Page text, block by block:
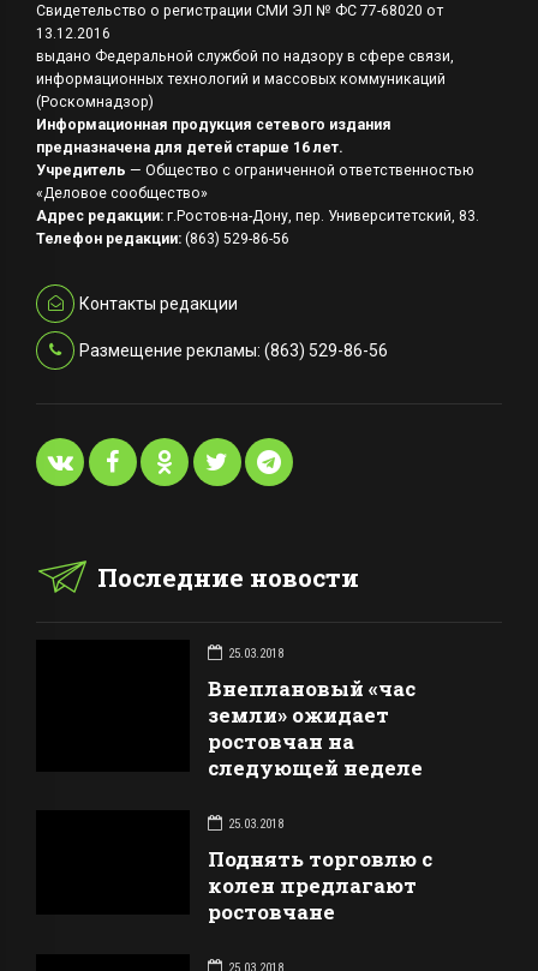
Свидетельство о регистрации СМИ ЭЛ № ФС 77-68020 от
13.12.2016
выдано Федеральной службой по надзору в сфере связи,
информационных технологий и массовых коммуникаций
(Роскомнадзор)
Информационная продукция сетевого издания
предназначена для детей старше 16 лет.
Учредитель — Общество с ограниченной ответственностью
«Деловое сообщество»
Адрес редакции: г.Ростов-на-Дону, пер. Университетский, 83.
Телефон редакции: (863) 529-86-56
Контакты редакции
Размещение рекламы: (863) 529-86-56
Последние новости
25.03.2018
Внеплановый «час
земли» ожидает
ростовчан на
следующей неделе
25.03.2018
Поднять торговлю с
колен предлагают
ростовчане
25.03.2018